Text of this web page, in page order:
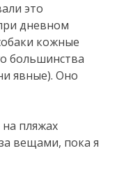
это
дневном
кожные
большинства
явные). Оно
пляжах
вещами, пока я